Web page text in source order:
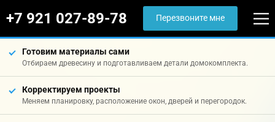
+7 921 027-89-78 Перезвоните мне
Готовим материалы сами
Отбираем древесину и подготавливаем детали домокомплекта.
Корректируем проекты
Меняем планировку, расположение окон, дверей и перегородок.